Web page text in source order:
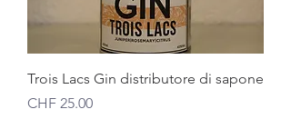
Trois Lacs Gin distributore di sapone
Prezzo
CHF 25.00